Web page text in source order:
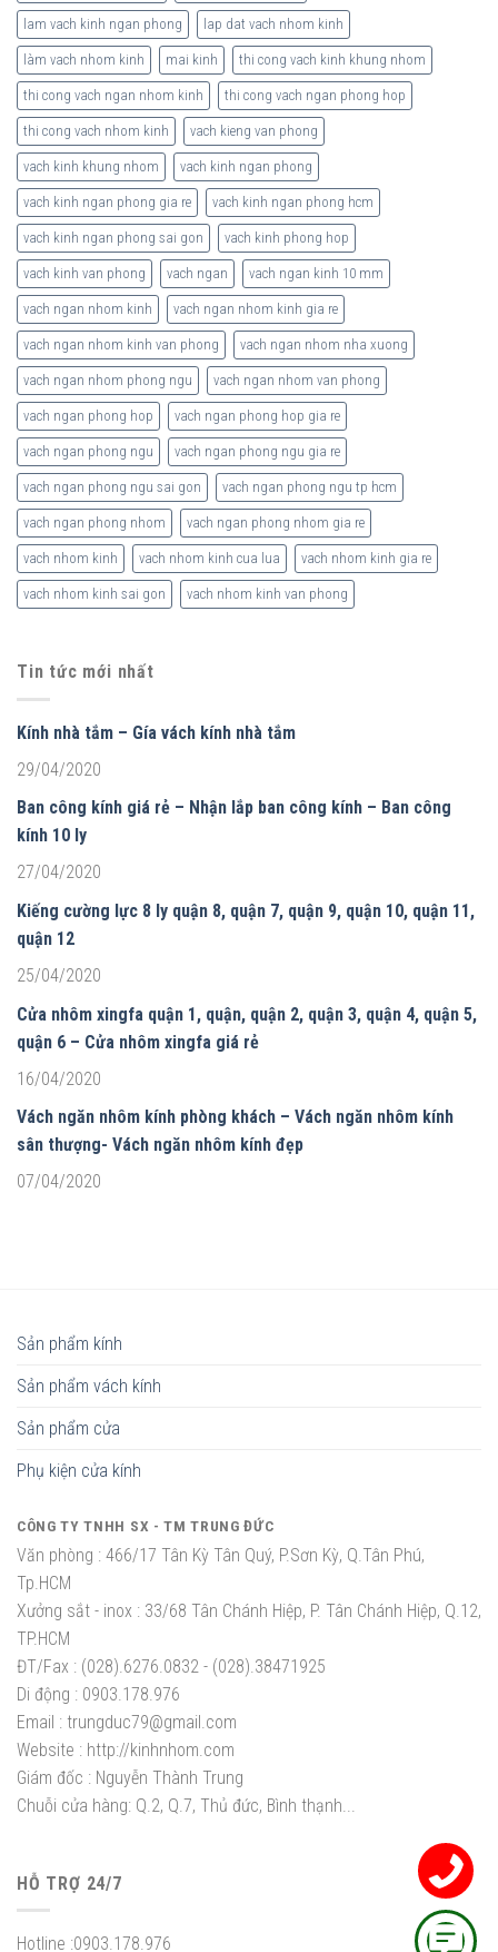
lam vach kinh ngan phong lap dat vach nhom kinh
làm vach nhom kinh mai kinh thi cong vach kinh khung nhom
thi cong vach ngan nhom kinh thi cong vach ngan phong hop
thi cong vach nhom kinh vach kieng van phong
vach kinh khung nhom vach kinh ngan phong
vach kinh ngan phong gia re vach kinh ngan phong hcm
vach kinh ngan phong sai gon vach kinh phong hop
vach kinh van phong vach ngan vach ngan kinh 10 mm
vach ngan nhom kinh vach ngan nhom kinh gia re
vach ngan nhom kinh van phong vach ngan nhom nha xuong
vach ngan nhom phong ngu vach ngan nhom van phong
vach ngan phong hop vach ngan phong hop gia re
vach ngan phong ngu vach ngan phong ngu gia re
vach ngan phong ngu sai gon vach ngan phong ngu tp hcm
vach ngan phong nhom vach ngan phong nhom gia re
vach nhom kinh vach nhom kinh cua lua vach nhom kinh gia re
vach nhom kinh sai gon vach nhom kinh van phong
Tin tức mới nhất
Kính nhà tắm – Gía vách kính nhà tắm
29/04/2020
Ban công kính giá rẻ – Nhận lắp ban công kính – Ban công
kính 10 ly
27/04/2020
Kiếng cường lực 8 ly quận 8, quận 7, quận 9, quận 10, quận 11,
quận 12
25/04/2020
Cửa nhôm xingfa quận 1, quận, quận 2, quận 3, quận 4, quận 5,
quận 6 – Cửa nhôm xingfa giá rẻ
16/04/2020
Vách ngăn nhôm kính phòng khách – Vách ngăn nhôm kính
sân thượng- Vách ngăn nhôm kính đẹp
07/04/2020
Sản phẩm kính
Sản phẩm vách kính
Sản phẩm cửa
Phụ kiện cửa kính
CÔNG TY TNHH SX - TM TRUNG ĐỨC
Văn phòng : 466/17 Tân Kỳ Tân Quý, P.Sơn Kỳ, Q.Tân Phú,
Tp.HCM
Xưởng sắt - inox : 33/68 Tân Chánh Hiệp, P. Tân Chánh Hiệp, Q.12,
TP.HCM
ĐT/Fax : (028).6276.0832 - (028).38471925
Di động : 0903.178.976
Email : trungduc79@gmail.com
Website : http://kinhnhom.com
Giám đốc : Nguyễn Thành Trung
Chuỗi cửa hàng: Q.2, Q.7, Thủ đức, Bình thạnh...
HỖ TRỢ 24/7
Hotline :0903.178.976